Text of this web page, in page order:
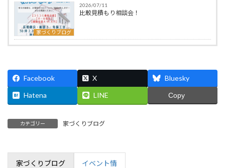
家づくりブログ
2026/07/11
比較見積もり相談会！
Facebook X
Bluesky
Hatena
LINE Copy
カテゴリー 家づくりブログ
家づくりブログ イベント情